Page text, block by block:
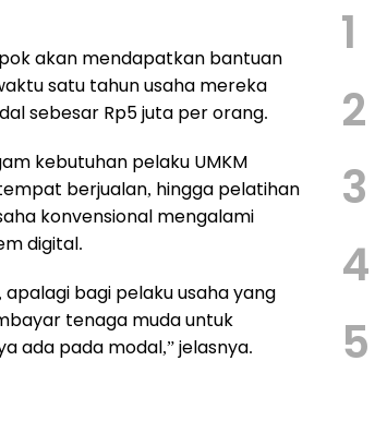
akan mendapatkan bantuan
satu tahun usaha mereka
sebesar Rp5 juta per orang.
kebutuhan pelaku UMKM
berjualan, hingga pelatihan
konvensional mengalami
digital.
bagi pelaku usaha yang
tenaga muda untuk
ada pada modal,” jelasnya.
1
2
3
4
5